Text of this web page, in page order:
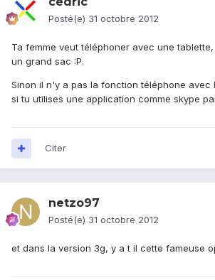
Posté(e) 31 octobre 2012
Ta femme veut téléphoner avec une
un grand sac :P.
Sinon il n'y a pas la fonction téléphone avec
si tu utilises une application comme skype
Citer
netzo97
Posté(e) 31 octobre 2012
et dans la version 3g, y a t il cette fameuse